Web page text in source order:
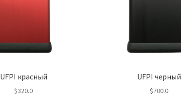
UFPI красный
$320.0
UFPI черный
$700.0